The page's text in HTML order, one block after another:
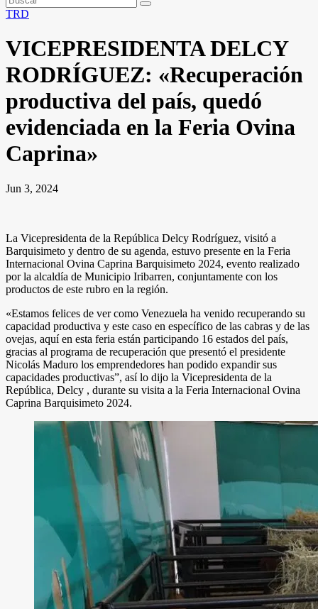
TRD
VICEPRESIDENTA DELCY
RODRÍGUEZ: «Recuperación
productiva del país, quedó
evidenciada en la Feria Ovina
Caprina»
Jun 3, 2024
La Vicepresidenta de la República Delcy Rodríguez, visitó a
Barquisimeto y dentro de su agenda, estuvo presente en la Feria
Internacional Ovina Caprina Barquisimeto 2024, evento realizado
por la alcaldía de Municipio Iribarren, conjuntamente con los
productos de este rubro en la región.
«Estamos felices de ver como Venezuela ha venido recuperando su
capacidad productiva y este caso en específico de las cabras y de las
ovejas, aquí en esta feria están participando 16 estados del país,
gracias al programa de recuperación que presentó el presidente
Nicolás Maduro los emprendedores han podido expandir sus
capacidades productivas”, así lo dijo la Vicepresidenta de la
República, Delcy , durante su visita a la Feria Internacional Ovina
Caprina Barquisimeto 2024.